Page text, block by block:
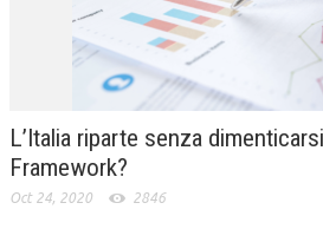
L’Italia riparte senza
Framework?
Oct 24, 2020 2846